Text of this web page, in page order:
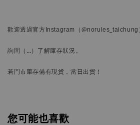
歡迎透過官方Instagram （@norules_taichung）
詢問 （…） 了解庫存狀況。
若門市庫存備有現貨，當日出貨！
您可能也喜歡